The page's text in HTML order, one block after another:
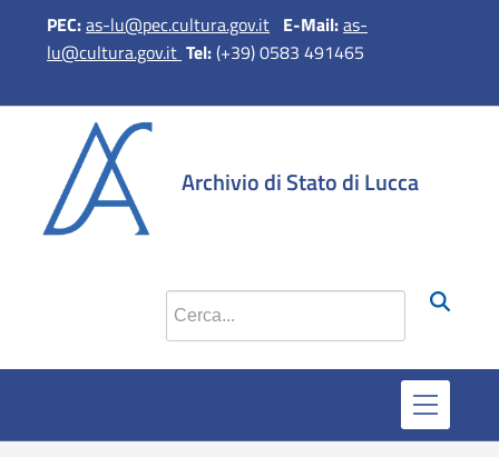
PEC:as-lu@pec.cultura.gov.it E-Mail:as-
lu@cultura.gov.it Tel:(+39) 0583 491465
Archivio di Stato di Lucca
Cerca nel sito